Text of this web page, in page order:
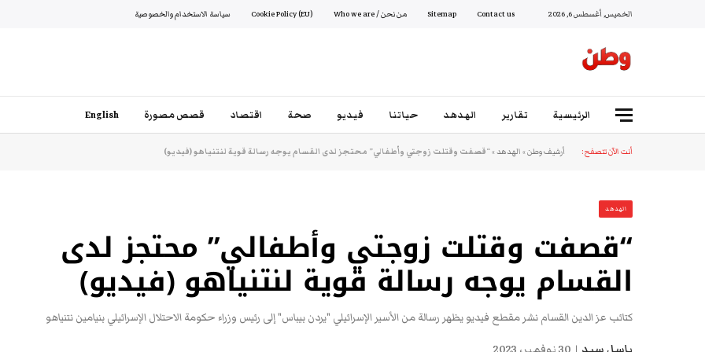
الخميس, أغسطس 6, 2026 Contact us
Sitemap من نحن / Who we are Cookie Policy (EU) سياسة الاستخدام والخصوصية
الرئيسية تقارير الهدهد حياتنا فيديو صحة اقتصاد قصص مصورة English
أنت الآن تتصفح: أرشيف وطن»الهدهد»“قصفت وقتلت زوجتي وأطفالي” محتجز لدى القسام يوجه رسالة قوية لنتنياهو (فيديو)
الهدهد
“قصفت وقتلت زوجتي وأطفالي” محتجز لدى
القسام يوجه رسالة قوية لنتنياهو (فيديو)
كتائب عز الدين القسام نشر مقطع فيديو يظهر رسالة من الأسير الإسرائيلي "يردن بيباس" إلى رئيس وزراء حكومة الاحتلال الإسرائيلي بنيامين نتنياهو